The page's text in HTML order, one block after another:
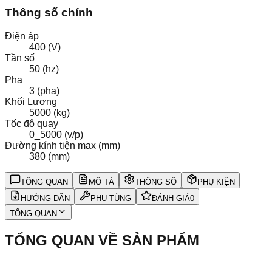
Thông số chính
Điện áp
400 (V)
Tần số
50 (hz)
Pha
3 (pha)
Khối Lượng
5000 (kg)
Tốc độ quay
0_5000 (v/p)
Đường kính tiện max (mm)
380 (mm)
TỔNG QUAN MÔ TẢ THÔNG SỐ
PHỤ KIỆN
HƯỚNG DẪN
PHỤ TÙNG ĐÁNH GIÁ0
TỔNG QUAN
TỔNG QUAN VỀ SẢN PHẨM